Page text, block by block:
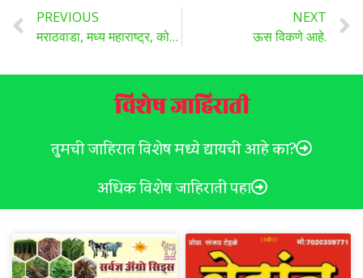
PREVIOUS
मराठवाडा, मध्य महाराष्ट्र, कोकणात बुधवारपासून पाऊस वाढणार ? पहा हवामान अंदाज ..
NEXT
ऊस विकणे आहे.
विशेष जाहिराती
तुमची जाहिरात विशेष मध्ये द्यायची आहे का?
अधिक विशेष जाहिराती पहा